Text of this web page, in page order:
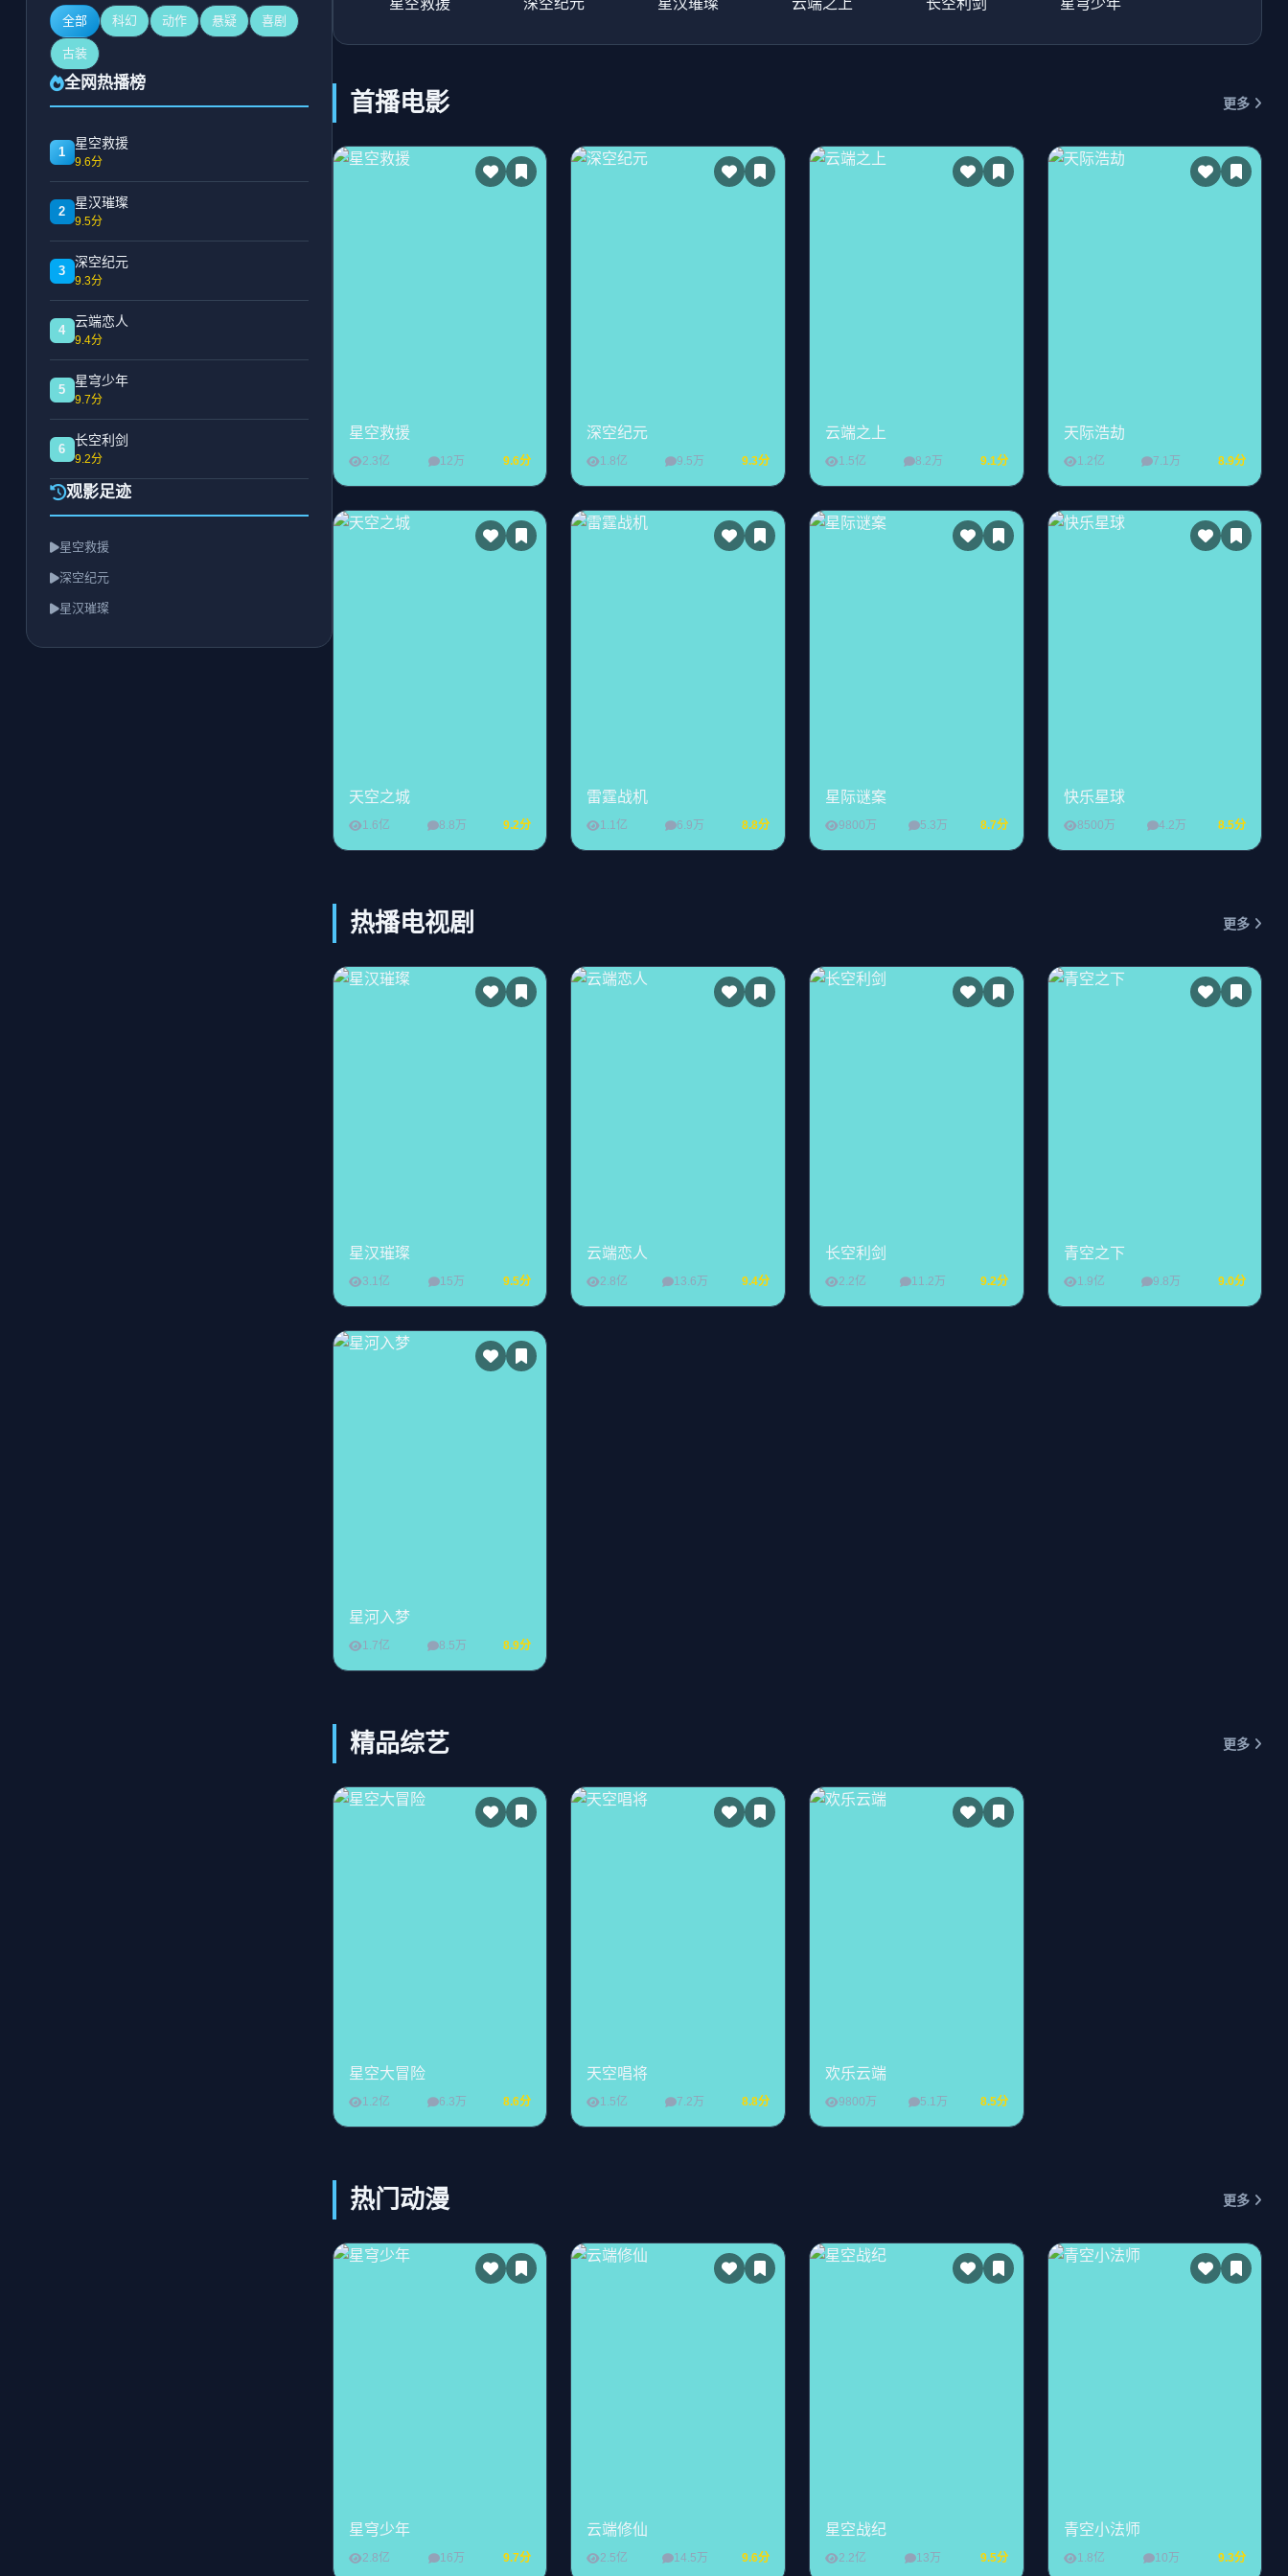
全部 科幻 动作 悬疑 喜剧
古装
全网热播榜
1
星空救援
9.6分
2
星汉璀璨
9.5分
3
深空纪元
9.3分
4
云端恋人
9.4分
5
星穹少年
9.7分
6
长空利剑
9.2分
观影足迹
星空救援
深空纪元
星汉璀璨
星空救援 深空纪元 星汉璀璨 云端之上 长空利剑 星穹少年
首播电影 更多
星空救援
2.3亿 12万 9.6分
深空纪元
1.8亿 9.5万 9.3分
云端之上
1.5亿 8.2万 9.1分
天际浩劫
1.2亿 7.1万 8.9分
天空之城
1.6亿 8.8万 9.2分
雷霆战机
1.1亿 6.9万 8.8分
星际谜案
9800万 5.3万 8.7分
快乐星球
8500万 4.2万 8.5分
热播电视剧 更多
星汉璀璨
3.1亿 15万 9.5分
云端恋人
2.8亿 13.6万 9.4分
长空利剑
2.2亿 11.2万 9.2分
青空之下
1.9亿 9.8万 9.0分
星河入梦
1.7亿 8.5万 8.9分
精品综艺 更多
星空大冒险
1.2亿 6.3万 8.6分
天空唱将
1.5亿 7.2万 8.8分
欢乐云端
9800万 5.1万 8.5分
热门动漫 更多
星穹少年
2.8亿 16万 9.7分
云端修仙
2.5亿 14.5万 9.6分
星空战纪
2.2亿 13万 9.5分
青空小法师
1.8亿 10万 9.3分